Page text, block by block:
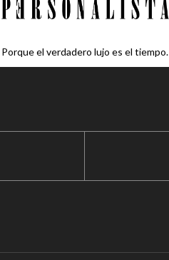
Porque el verdadero lujo es el tiempo.